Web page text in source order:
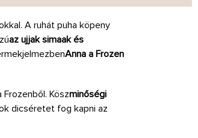
A ruhát puha köpeny
az ujjak simaak és
Anna a Frozen
Köszminőségi
dicséretet fog kapni az